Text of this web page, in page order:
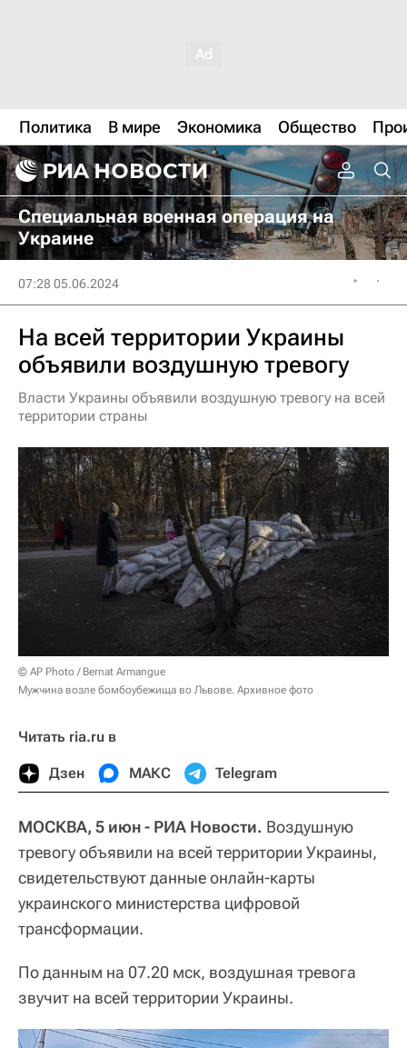
Политика В мире Экономика Общество
Специальная военная операция на
Украине
07:28 05.06.2024
На всей территории Украины
объявили воздушную тревогу
Власти Украины объявили воздушную тревогу на всей
территории страны
© AP Photo / Bernat Armangue
Мужчина возле бомбоубежища во Львове. Архивное фото
Читать ria.ru в
Дзен МАКС Telegram
МОСКВА, 5 июн - РИА Новости. Воздушную
тревогу объявили на всей территории Украины,
свидетельствуют данные онлайн-карты
украинского министерства цифровой
трансформации.
По данным на 07.20 мск, воздушная тревога
звучит на всей территории Украины.